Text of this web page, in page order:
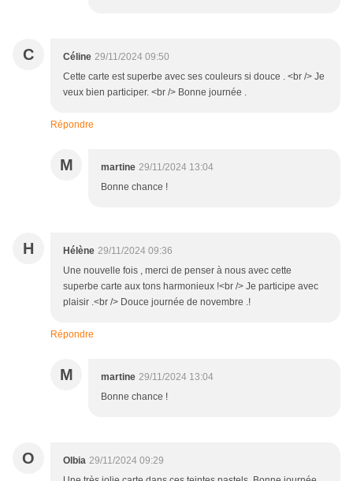
C Céline 29/11/2024 09:50
Cette carte est superbe avec ses couleurs si douce . <br /> Je
veux bien participer. <br /> Bonne journée .
Répondre
M martine 29/11/2024 13:04
Bonne chance !
H Hélène 29/11/2024 09:36
Une nouvelle fois , merci de penser à nous avec cette
superbe carte aux tons harmonieux !<br /> Je participe avec
plaisir .<br /> Douce journée de novembre .!
Répondre
M martine 29/11/2024 13:04
Bonne chance !
O Olbia 29/11/2024 09:29